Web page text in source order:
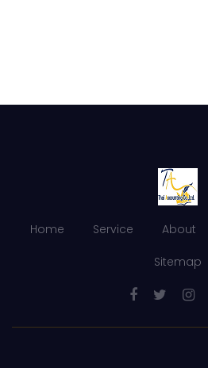
Home Service About
Sitemap